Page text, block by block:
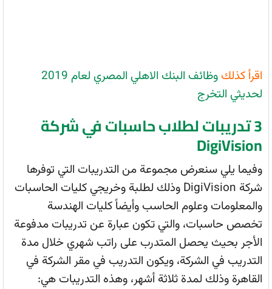
اقرأ كذلك
وظائف البنك الاهلي المصري لعام 2019
لحديثي التخرج
3 تدريبات لطلاب حاسبات في شركة
DigiVision
وفيما يلي سنعرض مجموعة من التدريبات التي توفرها
شركة DigiVision وذلك لطلبة وخريجي كليات الحاسبات
والمعلومات وعلوم الحاسب وأيضاً كليات الهندسة
تخصص حاسبات، والتي تكون عبارة عن تدريبات مدفوعة
الأجر بحيث يحصل المتدرب على راتب شهري خلال مدة
التدريب في الشركة، ويكون التدريب في مقر الشركة في
القاهرة وذلك لمدة ثلاثة أشهر، وهذه التدريبات هي: